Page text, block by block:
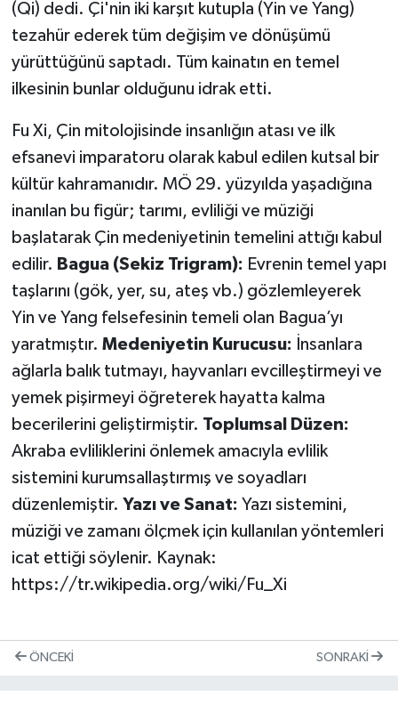
(Qi) dedi. Çi'nin iki karşıt kutupla (Yin ve Yang)
tezahür ederek tüm değişim ve dönüşümü
yürüttüğünü saptadı. Tüm kainatın en temel
ilkesinin bunlar olduğunu idrak etti.
Fu Xi, Çin mitolojisinde insanlığın atası ve ilk
efsanevi imparatoru olarak kabul edilen kutsal bir
kültür kahramanıdır. MÖ 29. yüzyılda yaşadığına
inanılan bu figür; tarımı, evliliği ve müziği
başlatarak Çin medeniyetinin temelini attığı kabul
edilir. Bagua (Sekiz Trigram): Evrenin temel yapı
taşlarını (gök, yer, su, ateş vb.) gözlemleyerek
Yin ve Yang felsefesinin temeli olan Bagua’yı
yaratmıştır. Medeniyetin Kurucusu: İnsanlara
ağlarla balık tutmayı, hayvanları evcilleştirmeyi ve
yemek pişirmeyi öğreterek hayatta kalma
becerilerini geliştirmiştir. Toplumsal Düzen:
Akraba evliliklerini önlemek amacıyla evlilik
sistemini kurumsallaştırmış ve soyadları
düzenlemiştir. Yazı ve Sanat: Yazı sistemini,
müziği ve zamanı ölçmek için kullanılan yöntemleri
icat ettiği söylenir. Kaynak:
https://tr.wikipedia.org/wiki/Fu_Xi
ÖNCEKI SONRAKI